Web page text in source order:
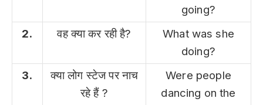
going?
2.
वह क्या कर रही है?
What was she
doing?
3.
क्या लोग स्टेज पर नाच
रहे हैं ?
Were people
dancing on the